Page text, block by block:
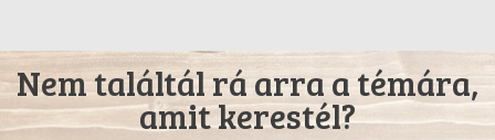
Nem találtál rá arra a témára,
amit kerestél?